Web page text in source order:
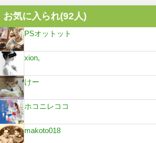
お気に入られ(92人)
PSオットット
xion,
けー
ホコニレココ
makoto018